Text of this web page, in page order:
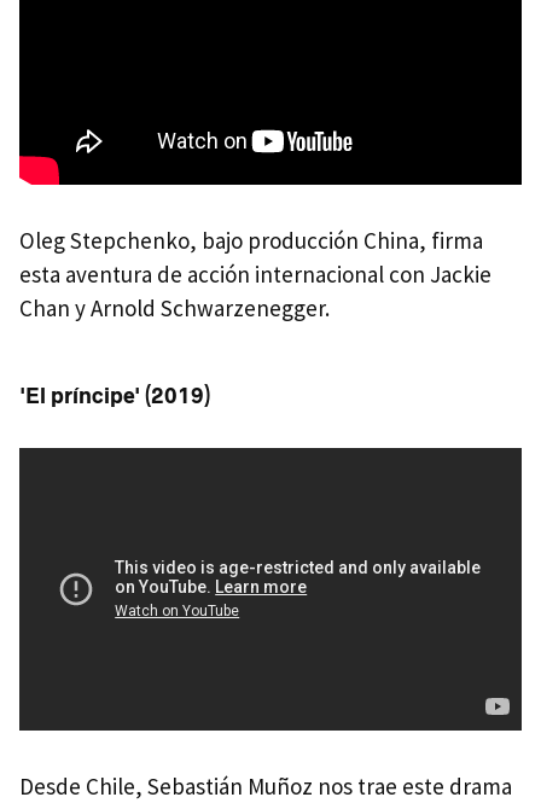
Oleg Stepchenko, bajo producción China, firma
esta aventura de acción internacional con Jackie
Chan y Arnold Schwarzenegger.
'El príncipe' (2019)
Desde Chile, Sebastián Muñoz nos trae este drama